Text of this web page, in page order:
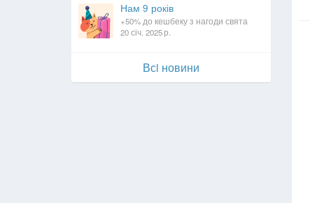
Нам 9 років
+50% до кешбеку з нагоди свята
20 січ. 2025 р.
Всi новини